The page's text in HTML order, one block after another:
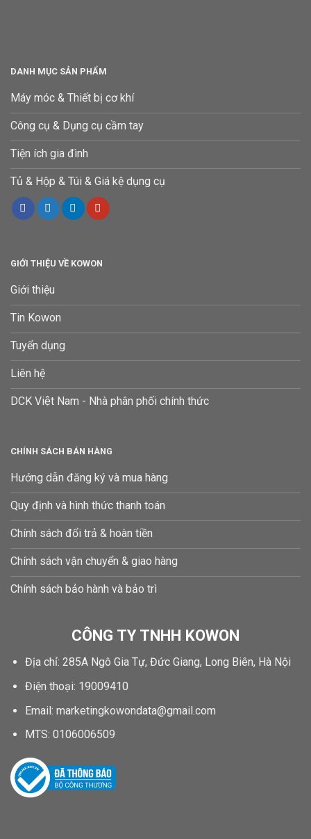
DANH MỤC SẢN PHẨM
Máy móc & Thiết bị cơ khí
Công cụ & Dụng cụ cầm tay
Tiện ích gia đình
Tủ & Hộp & Túi & Giá kệ dụng cụ
GIỚI THIỆU VỀ KOWON
Giới thiệu
Tin Kowon
Tuyển dụng
Liên hệ
DCK Việt Nam - Nhà phân phối chính thức
CHÍNH SÁCH BÁN HÀNG
Hướng dẫn đăng ký và mua hàng
Quy định và hình thức thanh toán
Chính sách đổi trả & hoàn tiền
Chính sách vận chuyển & giao hàng
Chính sách bảo hành và bảo trì
CÔNG TY TNHH KOWON
Địa chỉ: 285A Ngô Gia Tự, Đức Giang, Long Biên, Hà Nội
Điện thoại: 19009410
Email: marketingkowondata@gmail.com
MTS: 0106006509